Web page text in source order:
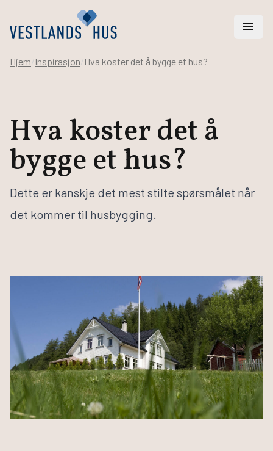
menu
Vi hjelper deg med
Hytter
Rehabilitering
Arkitekt- og ingeniørtjenester
Svanemerket hus
Inspirasjon
Samarbeidspartnere
Finn informasjon
Finn forhandler
Bli forhandler
Hjem Inspirasjon Hva koster det å bygge et hus?
Hva koster det å
bygge et hus?
Dette er kanskje det mest stilte spørsmålet når
det kommer til husbygging.